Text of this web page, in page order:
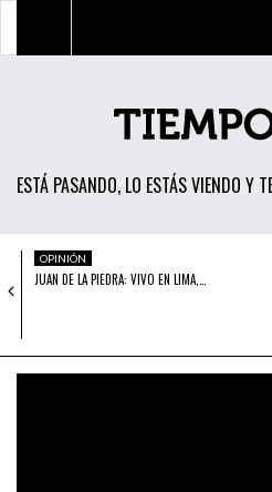
ESTÁ PASANDO, LO ESTÁS VIENDO Y
POLÍTICA
ECONOMÍA
SOCIEDAD
OPINIÓN
OPINIÓN
JUAN DE LA PIEDRA: VIVO EN LIMA,…